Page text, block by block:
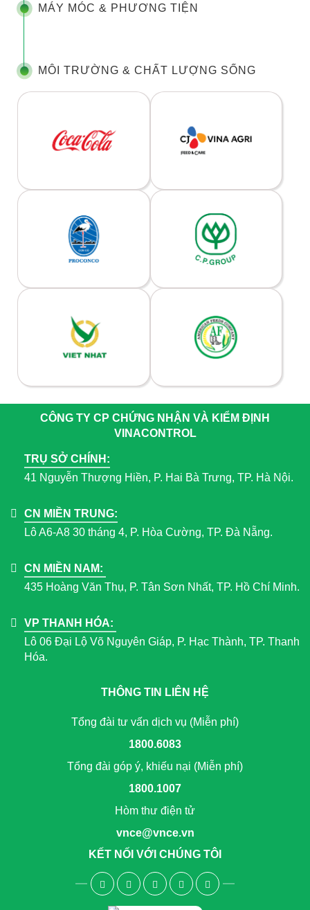
MÁY MÓC & PHƯƠNG TIỆN
MÔI TRƯỜNG & CHẤT LƯỢNG SỐNG
CÔNG TY CP CHỨNG NHẬN VÀ KIỂM ĐỊNH
VINACONTROL
TRỤ SỞ CHÍNH:
41 Nguyễn Thượng Hiền, P. Hai Bà Trưng, TP. Hà Nội.
CN MIỀN TRUNG:
Lô A6-A8 30 tháng 4, P. Hòa Cường, TP. Đà Nẵng.
CN MIỀN NAM:
435 Hoàng Văn Thụ, P. Tân Sơn Nhất, TP. Hồ Chí Minh.
VP THANH HÓA:
Lô 06 Đại Lộ Võ Nguyên Giáp, P. Hạc Thành, TP. Thanh
Hóa.
THÔNG TIN LIÊN HỆ
Tổng đài tư vấn dịch vụ (Miễn phí)
1800.6083
Tổng đài góp ý, khiếu nại (Miễn phí)
1800.1007
Hòm thư điện tử
vnce@vnce.vn
KẾT NỐI VỚI CHÚNG TÔI